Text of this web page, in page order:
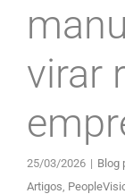
virar
25/03/2026 | Blog
Artigos,